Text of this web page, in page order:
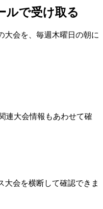
ルで受け取る
会を、 毎週木曜日の朝に
連大会情報もあわせて確
大会を横断して確認できま